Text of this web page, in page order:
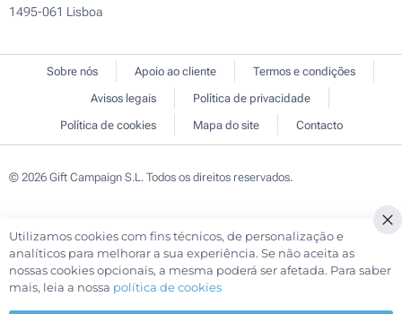
1495-061 Lisboa
Sobre nós Apoio ao cliente
Termos e condições
Avisos legais
Política de privacidade
Política de cookies
Mapa do site Contacto
© 2026 Gift Campaign S.L. Todos os direitos reservados.
Utilizamos cookies com fins técnicos, de personalização e
analíticos para melhorar a sua experiência. Se não aceita as
nossas cookies opcionais, a mesma poderá ser afetada. Para saber
mais, leia a nossa política de cookies